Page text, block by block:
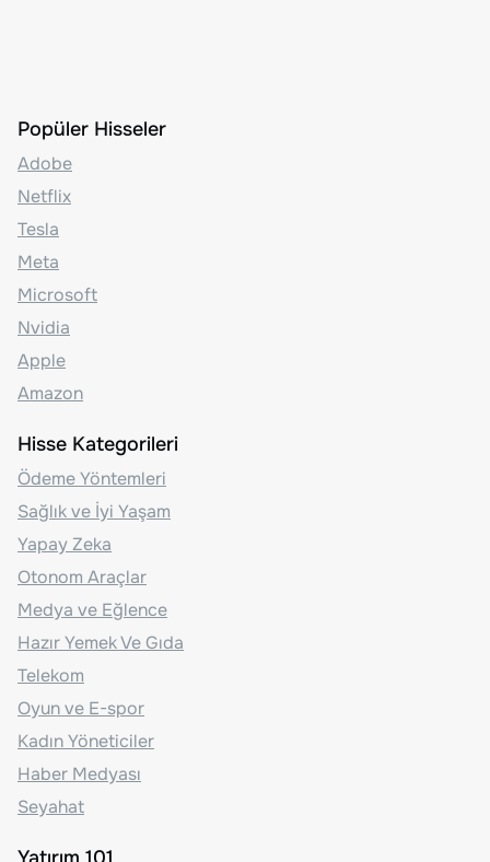
Popüler Hisseler
Adobe
Netflix
Tesla
Meta
Microsoft
Nvidia
Apple
Amazon
Hisse Kategorileri
Ödeme Yöntemleri
Sağlık ve İyi Yaşam
Yapay Zeka
Otonom Araçlar
Medya ve Eğlence
Hazır Yemek Ve Gıda
Telekom
Oyun ve E-spor
Kadın Yöneticiler
Haber Medyası
Seyahat